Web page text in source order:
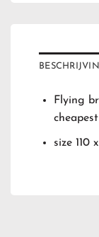
Flying
size 110